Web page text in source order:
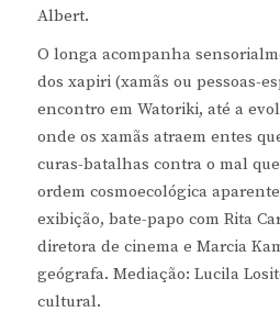
Albert.
O longa acompanha
dos xapiri (xamãs ou pessoas-
encontro em Watoriki, até a
onde os xamãs atraem entes
curas-batalhas contra o mal
ordem cosmoecológica
exibição, bate-papo com Rita
diretora de cinema e Marcia
geógrafa. Mediação: Lucila
cultural.